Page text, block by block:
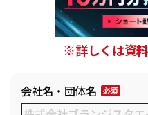
※詳しくは資
会社名・団体名